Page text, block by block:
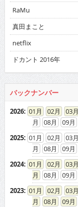
RaMu
真田まこと
netflix
ドカント 2016年
バックナンバー
2026: 01 02 03
08
09
2025: 01 02 03
08
09
2024: 01 02 03
08
09
2023: 01 02 03
08
09